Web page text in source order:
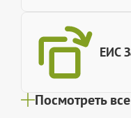
ЕИС
Посмотреть